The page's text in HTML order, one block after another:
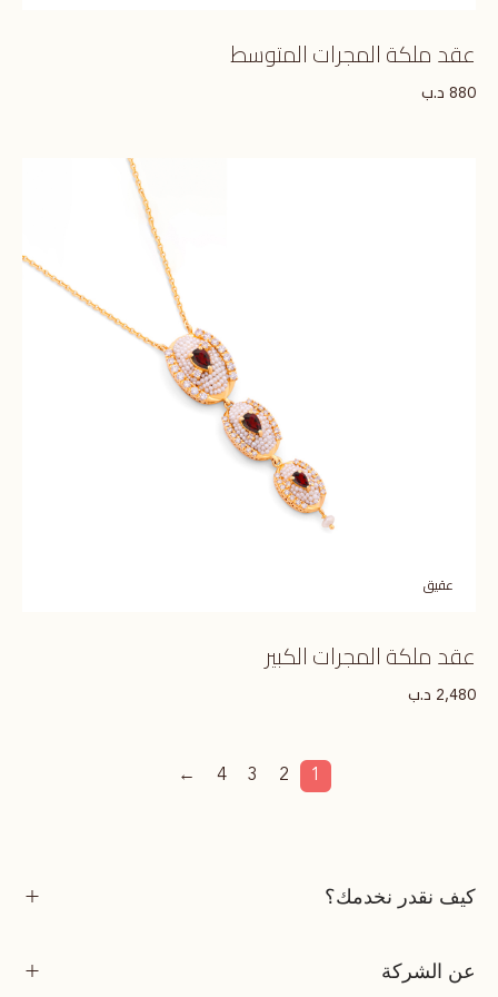
عقد ملكة المجرات المتوسط
880 د.ب
عقيق
عقد ملكة المجرات الكبير
2,480 د.ب
1
2
3
4
←
كيف نقدر نخدمك؟
عن الشركة